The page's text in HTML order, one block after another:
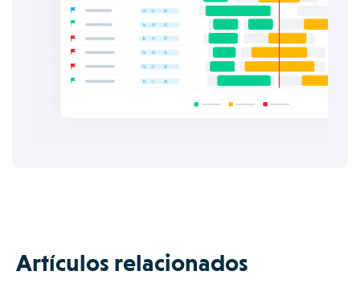
Artículos relacionados